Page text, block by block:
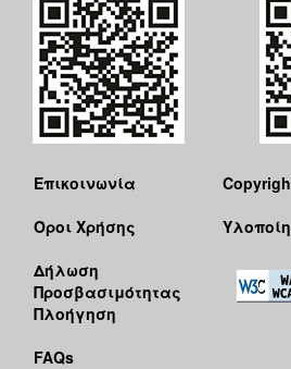
Επικοινωνία
Όροι Χρήσης
Δήλωση
Προσβασιμότητας
Πλοήγηση
FAQs